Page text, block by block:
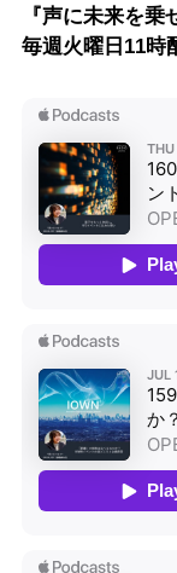
『声に未来を乗
毎週火曜日11時